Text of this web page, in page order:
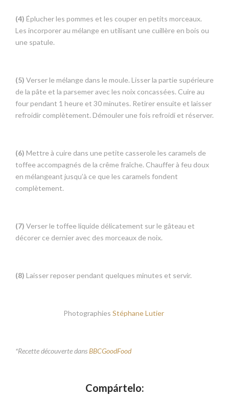
(4) Éplucher les pommes et les couper en petits morceaux.
Les incorporer au mélange en utilisant une cuillère en bois ou
une spatule.
(5) Verser le mélange dans le moule. Lisser la partie supérieure
de la pâte et la parsemer avec les noix concassées. Cuire au
four pendant 1 heure et 30 minutes. Retirer ensuite et laisser
refroidir complètement. Démouler une fois refroidi et réserver.
(6) Mettre à cuire dans une petite casserole les caramels de
toffee accompagnés de la crême fraîche. Chauffer à feu doux
en mélangeant jusqu’à ce que les caramels fondent
complètement.
(7) Verser le toffee liquide délicatement sur le gâteau et
décorer ce dernier avec des morceaux de noix.
(8) Laisser reposer pendant quelques minutes et servir.
Photographies Stéphane Lutier
*Recette découverte dansBBCGoodFood
Compártelo: